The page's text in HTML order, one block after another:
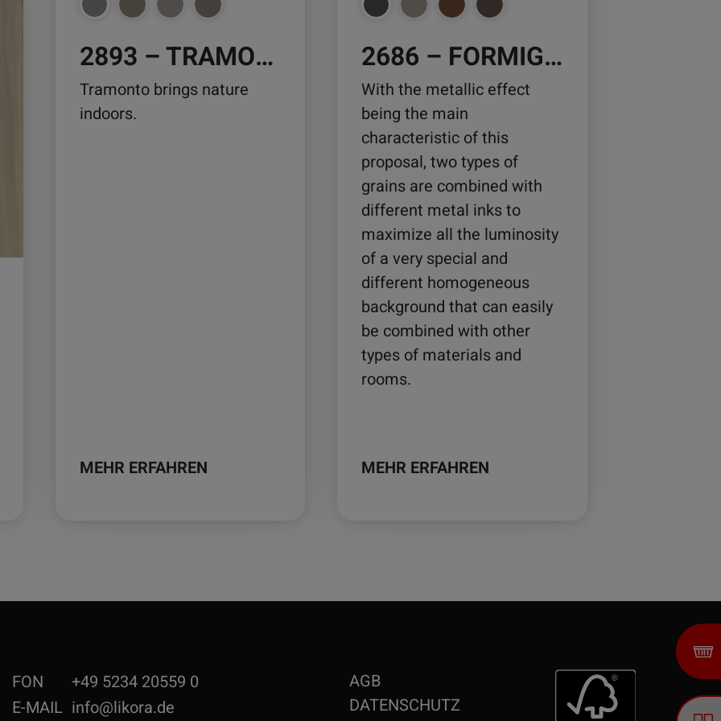
2893 – TRAMONTO
Tramonto brings nature
indoors.
MEHR ERFAHREN
Produktseite
gewählt
werden
2686 – FORMIGUEIRO
With the metallic effect
being the main
characteristic of this
proposal, two types of
grains are combined with
different metal inks to
maximize all the luminosity
of a very special and
different homogeneous
background that can easily
be combined with other
types of materials and
rooms.
MEHR ERFAHREN
Produktseite
gewählt
werden
FON
+49 5234 20559 0
E-MAIL info@likora.de
AGB
DATENSCHUTZ